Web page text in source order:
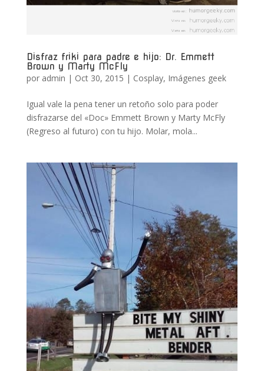
Disfraz friki para padre e hijo: Dr. Emmett
Brown y Marty McFly
por admin | Oct 30, 2015 | Cosplay, Imágenes geek
Igual vale la pena tener un retoño solo para poder
disfrazarse del «Doc» Emmett Brown y Marty McFly
(Regreso al futuro) con tu hijo. Molar, mola...